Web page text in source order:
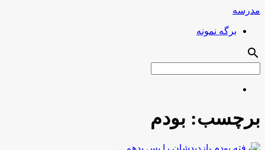
مدرسه
برگه نمونه
search
برچسب: بودم